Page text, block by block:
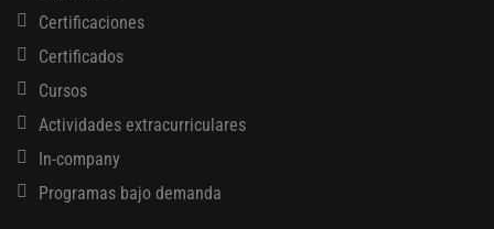
Certificaciones
Certificados
Cursos
Actividades extracurriculares
In-company
Programas bajo demanda